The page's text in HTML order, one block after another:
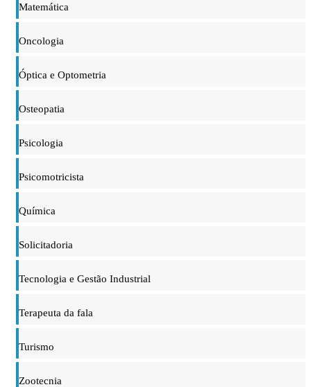
Matemática
Oncologia
Óptica e Optometria
Osteopatia
Psicologia
Psicomotricista
Química
Solicitadoria
Tecnologia e Gestão Industrial
Terapeuta da fala
Turismo
Zootecnia